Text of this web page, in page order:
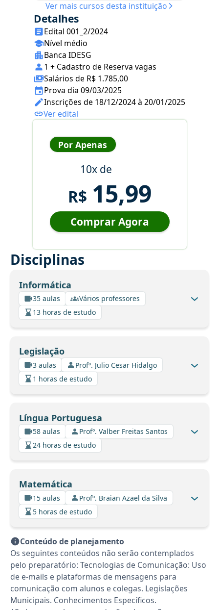
Ver mais cursos desta instituição
Detalhes
Edital 001_2/2024
Nível médio
Banca IDESG
1 + Cadastro de Reserva vagas
Salários de R$ 1.785,00
Prova dia 09/03/2025
Inscrições de 18/12/2024 à 20/01/2025
Ver edital
Por Apenas
10x de
R$ 15,99
Comprar Agora
Disciplinas
Informática
35 aulas
Vários professores
13 horas de estudo
Legislação
3 aulas
Profº. Julio Cesar Hidalgo
1 horas de estudo
Língua Portuguesa
58 aulas
Profº. Valber Freitas Santos
24 horas de estudo
Matemática
15 aulas
Profº. Braian Azael da Silva
5 horas de estudo
Conteúdo de planejamento
Os seguintes conteúdos não serão contemplados
pelo preparatório: Tecnologias de Comunicação: Uso
de e-mails e plataformas de mensagens para
comunicação com alunos e colegas. Legislações
Municipais. Conhecimentos Específicos.